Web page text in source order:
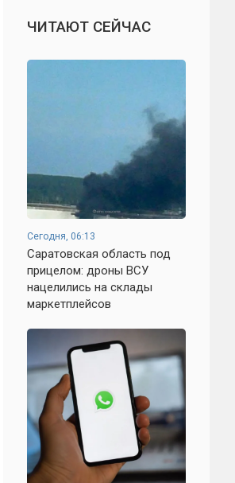
которые
православным
ЧИТАЮТ СЕЙЧАС
Сегодня, 06:13
Саратовская область под
прицелом: дроны ВСУ
нацелились на склады
маркетплейсов